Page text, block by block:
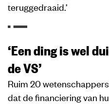
teruggedraaid.’
‘Een ding is wel
de VS’
Ruim 20 wetenschappers
dat de financiering van